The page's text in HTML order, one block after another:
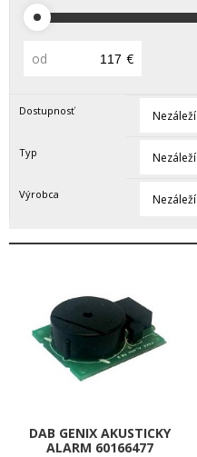
od €
Dostupnosť Nezáleží
Typ Nezáleží
Výrobca Nezáleží
DAB GENIX AKUSTICKY
ALARM 60166477